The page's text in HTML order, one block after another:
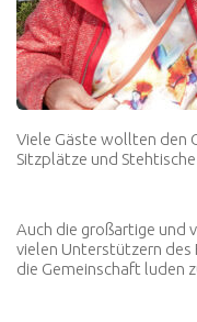
Viele Gäste wollten den
Sitzplätze und
Auch die großartige und
vielen Unterstützern des
die Gemeinschaft luden